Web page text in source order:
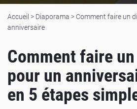
Accueil > Diaporama > Comment faire un
anniversaire
Comment faire
pour un
en 5 étapes